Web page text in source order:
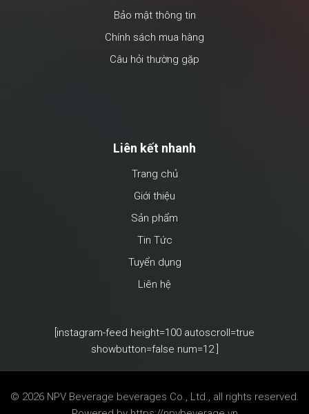
Bảo mật thông tin
Chính sách mua hàng
Câu hỏi thường gặp
Liên kết nhanh
Trang chủ
Giới thiệu
Sản phẩm
Tin Tức
Tuyển dụng
Liên hệ
[instagram-feed height=100 autoscroll=true
showbutton=false num=12 ]
© 2026 NPV Beverage beverages Co., Ltd., all rights reserved.